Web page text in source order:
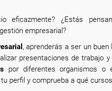
eficazmente? ¿Estás
empresarial?
, aprenderás a ser un buen
presentaciones de trabajo
por diferentes organismos o
perfil y comprueba a qué